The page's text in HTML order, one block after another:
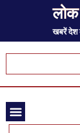
खबरें देश